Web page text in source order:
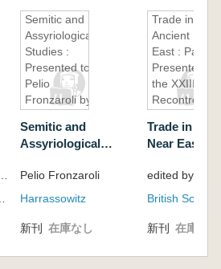
Semitic and
Assyriological
Studies :
Presented to
Pelio
Fronzaroli by
Colleagues
Semitic and
Assyriological
to Pelio Fronzaroli
by Pupils and
Pelio Fronzaroli
Harrassowitz
新刊 在庫なし
Trade in the
Ancient Near
East : Papers
Presented to
the XXIII
Recontre
University of
5-9 July,
Trade in the
Near East :
XXIII
University of
July, 1976
新刊 在庫なし